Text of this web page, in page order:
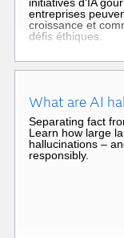
entreprises
croissance et
défis éthiques.
What are AI
Separating fact
Learn how large
hallucinations –
responsibly.